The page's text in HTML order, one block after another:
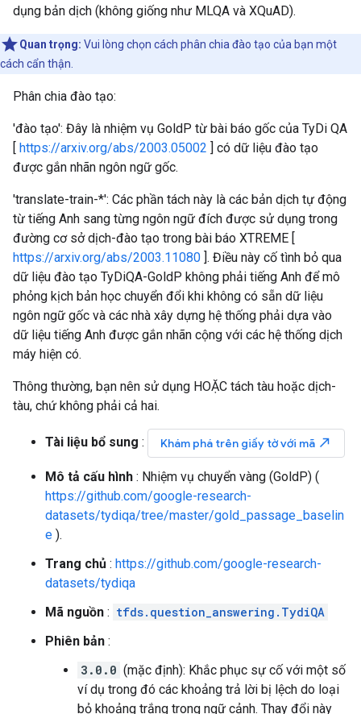
dụng bản dịch (không giống như MLQA và XQuAD).
Quan trọng: Vui lòng chọn cách phân chia đào tạo của bạn một
cách cẩn thận.
Phân chia đào tạo:
'đào tạo': Đây là nhiệm vụ GoldP từ bài báo gốc của TyDi QA
[ https://arxiv.org/abs/2003.05002 ] có dữ liệu đào tạo
được gắn nhãn ngôn ngữ gốc.
'translate-train-*': Các phần tách này là các bản dịch tự động
từ tiếng Anh sang từng ngôn ngữ đích được sử dụng trong
đường cơ sở dịch-đào tạo trong bài báo XTREME [
https://arxiv.org/abs/2003.11080 ]. Điều này cố tình bỏ qua
dữ liệu đào tạo TyDiQA-GoldP không phải tiếng Anh để mô
phỏng kịch bản học chuyển đổi khi không có sẵn dữ liệu
ngôn ngữ gốc và các nhà xây dựng hệ thống phải dựa vào
dữ liệu tiếng Anh được gắn nhãn cộng với các hệ thống dịch
máy hiện có.
Thông thường, bạn nên sử dụng HOẶC tách tàu hoặc dịch-
tàu, chứ không phải cả hai.
Tài liệu bổ sung : Khám phá trên giấy tờ với mã north_east
Mô tả cấu hình : Nhiệm vụ chuyển vàng (GoldP) (
https://github.com/google-research-
datasets/tydiqa/tree/master/gold_passage_baselin
e ).
Trang chủ : https://github.com/google-research-
datasets/tydiqa
Mã nguồn : tfds.question_answering.TydiQA
Phiên bản :
3.0.0 (mặc định): Khắc phục sự cố với một số
ví dụ trong đó các khoảng trả lời bị lệch do loại
bỏ khoảng trắng trong ngữ cảnh. Thay đổi này